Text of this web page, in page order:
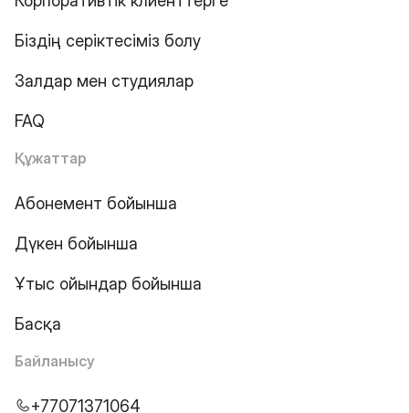
Біздің серіктесіміз болу
Залдар мен студиялар
FAQ
Құжаттар
Абонемент бойынша
Дүкен бойынша
Ұтыс ойындар бойынша
Басқа
Байланысу
+77071371064